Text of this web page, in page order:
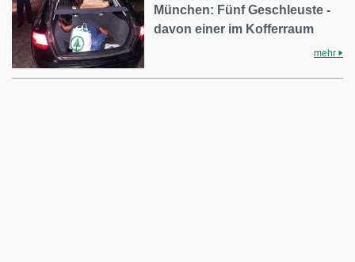
München: Fünf Geschleuste -
davon einer im Kofferraum
mehr